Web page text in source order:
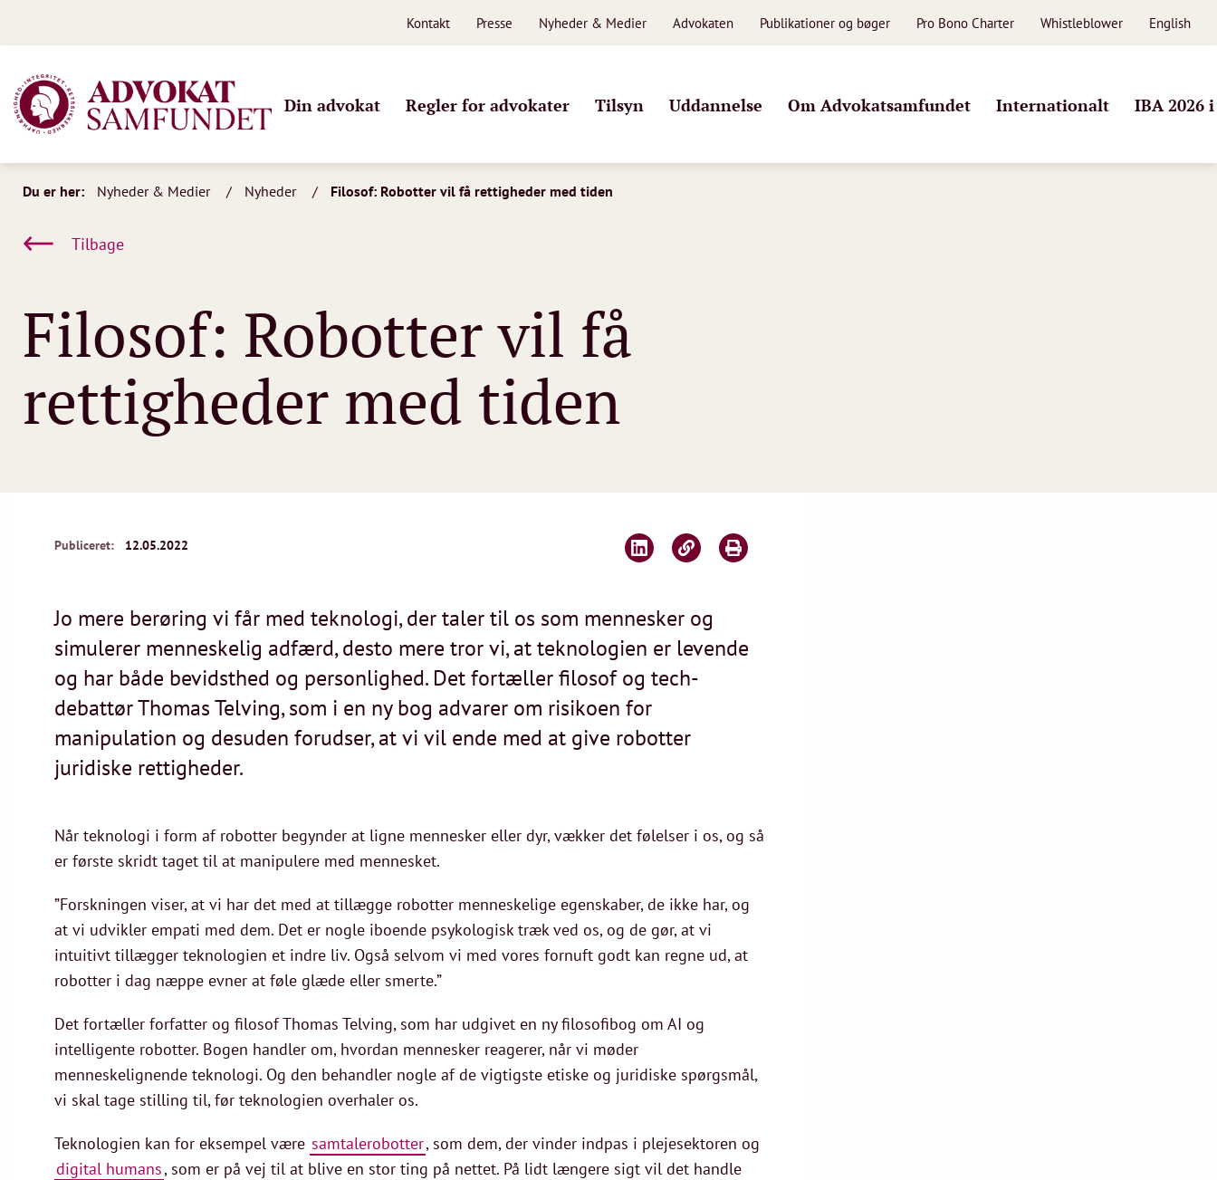
Kontakt Presse Nyheder & Medier Advokaten Publikationer og bøger Pro Bono Charter Whistleblower English
Din advokat Regler for advokater Tilsyn Uddannelse Om Advokatsamfundet Internationalt IBA 2026
Du er her: Nyheder & Medier Nyheder Filosof: Robotter vil få rettigheder med tiden
Tilbage
Filosof: Robotter vil få
rettigheder med tiden
Publiceret: 12.05.2022
Jo mere berøring vi får med teknologi, der taler til os som mennesker og
simulerer menneskelig adfærd, desto mere tror vi, at teknologien er levende
og har både bevidsthed og personlighed. Det fortæller filosof og tech-
debattør Thomas Telving, som i en ny bog advarer om risikoen for
manipulation og desuden forudser, at vi vil ende med at give robotter
juridiske rettigheder.
Når teknologi i form af robotter begynder at ligne mennesker eller dyr, vækker det følelser i os, og så
er første skridt taget til at manipulere med mennesket.
”Forskningen viser, at vi har det med at tillægge robotter menneskelige egenskaber, de ikke har, og
at vi udvikler empati med dem. Det er nogle iboende psykologisk træk ved os, og de gør, at vi
intuitivt tillægger teknologien et indre liv. Også selvom vi med vores fornuft godt kan regne ud, at
robotter i dag næppe evner at føle glæde eller smerte.”
Det fortæller forfatter og filosof Thomas Telving, som har udgivet en ny filosofibog om AI og
intelligente robotter. Bogen handler om, hvordan mennesker reagerer, når vi møder
menneskelignende teknologi. Og den behandler nogle af de vigtigste etiske og juridiske spørgsmål,
vi skal tage stilling til, før teknologien overhaler os.
Teknologien kan for eksempel være samtalerobotter, som dem, der vinder indpas i plejesektoren og
digital humans, som er på vej til at blive en stor ting på nettet. På lidt længere sigt vil det handle